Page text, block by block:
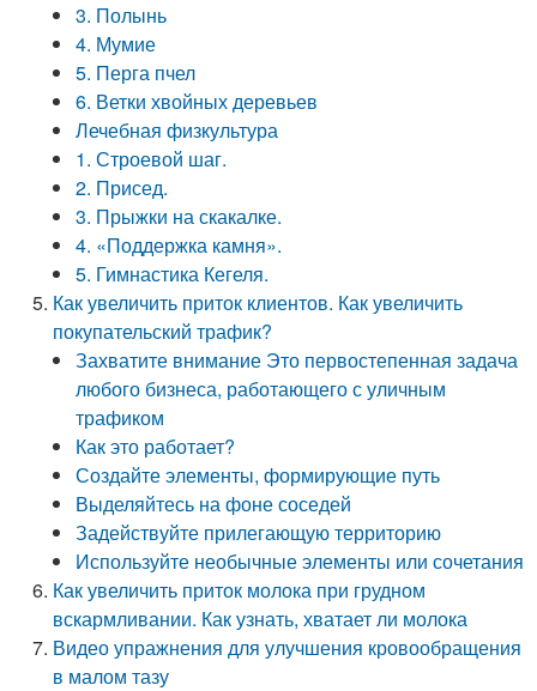
3. Полынь
4. Мумие
5. Перга пчел
6. Ветки хвойных деревьев
Лечебная физкультура
1. Строевой шаг.
2. Присед.
3. Прыжки на скакалке.
4. «Поддержка камня».
5. Гимнастика Кегеля.
Как увеличить приток клиентов. Как увеличить
покупательский трафик?
Захватите внимание Это первостепенная задача
любого бизнеса, работающего с уличным
трафиком
Как это работает?
Создайте элементы, формирующие путь
Выделяйтесь на фоне соседей
Задействуйте прилегающую территорию
Используйте необычные элементы или сочетания
Как увеличить приток молока при грудном
вскармливании. Как узнать, хватает ли молока
Видео упражнения для улучшения кровообращения
в малом тазу